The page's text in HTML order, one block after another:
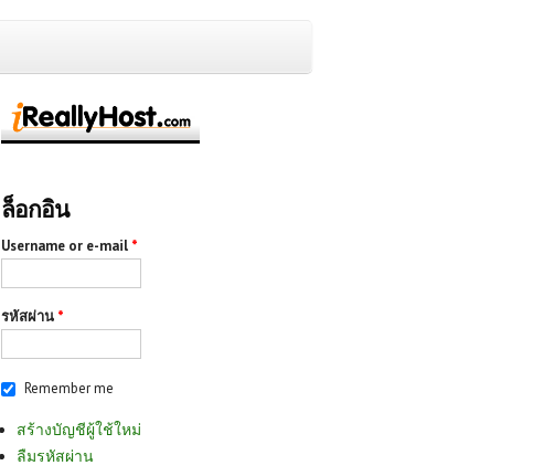
ล็อกอิน
Username or e-mail *
รหัสผ่าน *
Remember me
สร้างบัญชีผู้ใช้ใหม่
ลืมรหัสผ่าน